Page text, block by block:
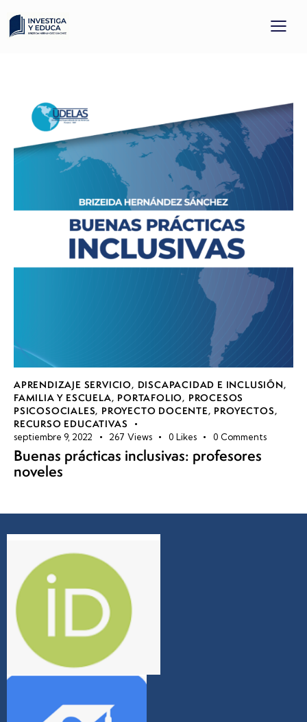
APRENDIZAJE SERVICIO, DISCAPACIDAD E INCLUSIÓN,
FAMILIA Y ESCUELA, PORTAFOLIO, PROCESOS
PSICOSOCIALES, PROYECTO DOCENTE, PROYECTOS,
RECURSO EDUCATIVAS
septiembre 9, 2022 267 Views 0 Likes 0 Comments
Buenas prácticas inclusivas: profesores
noveles